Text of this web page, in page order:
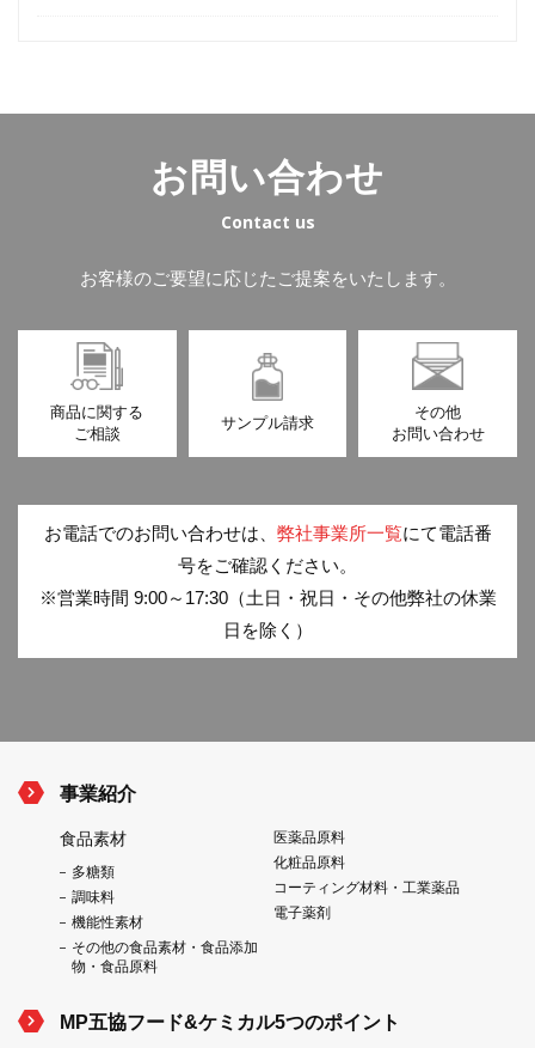
お問い合わせ
Contact us
お客様のご要望に応じたご提案をいたします。
商品に関する
ご相談
サンプル請求
その他
お問い合わせ
お電話でのお問い合わせは、 弊社事業所一覧にて電話番
号をご確認ください。
※営業時間 9:00～17:30（土日・祝日・その他弊社の休業
日を除く）
事業紹介
食品素材
多糖類
調味料
機能性素材
その他の食品素材・食品添加
物・食品原料
医薬品原料
化粧品原料
コーティング材料・工業薬品
電子薬剤
MP五協フード&ケミカル5つのポイント